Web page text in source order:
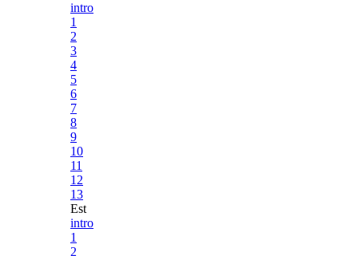
intro
1
2
3
4
5
6
7
8
9
10
11
12
13
Est
intro
1
2